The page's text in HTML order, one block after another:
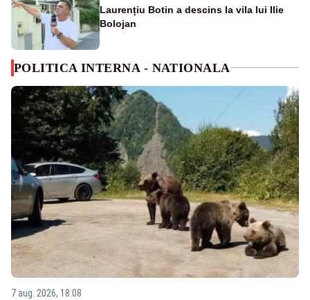
Laurențiu Botin a descins la vila lui Ilie
Bolojan
POLITICA INTERNA - NATIONALA
7 aug. 2026, 18:08